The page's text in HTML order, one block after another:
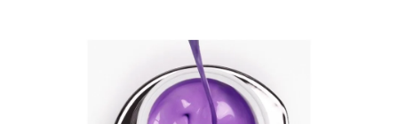
hvězdiček.